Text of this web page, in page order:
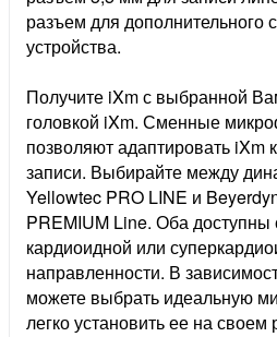
разъем для дополнительного
устройства.
Получите iXm с выбранной
головкой iXm. Сменные
позволяют адаптировать iXm
записи. Выбирайте между
Yellowtec PRO LINE и
PREMIUM Line. Оба доступны
кардиоидной или
направленности. В
можете выбрать идеальную
легко установить ее на своем